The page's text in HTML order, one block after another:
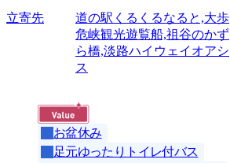
立寄先
道の駅くるくるなると,大歩
危峡観光遊覧船,祖谷のかず
ら橋,淡路ハイウェイオアシ
ス
お盆休み
足元ゆったりトイレ付バス